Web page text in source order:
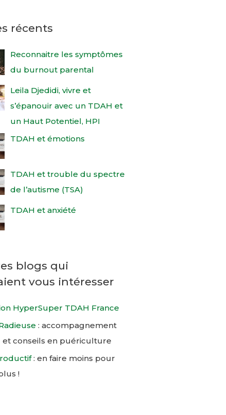
récents
Reconnaitre les symptômes
du burnout parental
Leila Djedidi, vivre et
s’épanouir avec un TDAH et
un Haut Potentiel, HPI
TDAH et émotions
TDAH et trouble du spectre
de l’autisme (TSA)
TDAH et anxiété
blogs qui
vous intéresser
HyperSuper TDAH France
: accompagnement
et conseils en puériculture
: en faire moins pour
!